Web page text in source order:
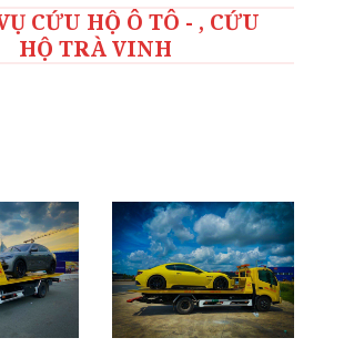
CỨU HỘ Ô TÔ - , CỨU
HỘ TRÀ VINH